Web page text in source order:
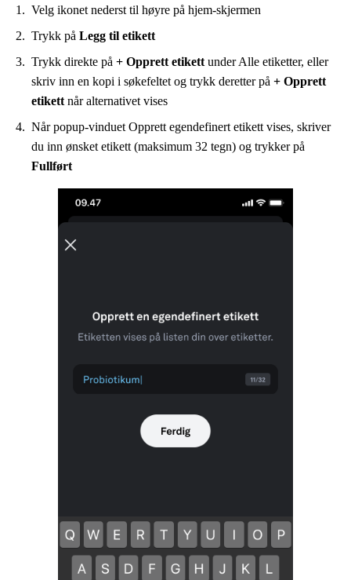
Velg ikonet nederst til høyre på hjem-skjermen
Trykk på Legg til etikett
Trykk direkte på + Opprett etikett under Alle etiketter, eller
skriv inn en kopi i søkefeltet og trykk deretter på + Opprett
etikett når alternativet vises
Når popup-vinduet Opprett egendefinert etikett vises, skriver
du inn ønsket etikett (maksimum 32 tegn) og trykker på
Fullført